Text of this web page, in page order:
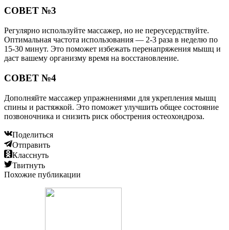
СОВЕТ №3
Регулярно используйте массажер, но не переусердствуйте.
Оптимальная частота использования — 2-3 раза в неделю по
15-30 минут. Это поможет избежать перенапряжения мышц и
даст вашему организму время на восстановление.
СОВЕТ №4
Дополняйте массажер упражнениями для укрепления мышц
спины и растяжкой. Это поможет улучшить общее состояние
позвоночника и снизить риск обострения остеохондроза.
Поделиться
Отправить
Класснуть
Твитнуть
Похожие публикации